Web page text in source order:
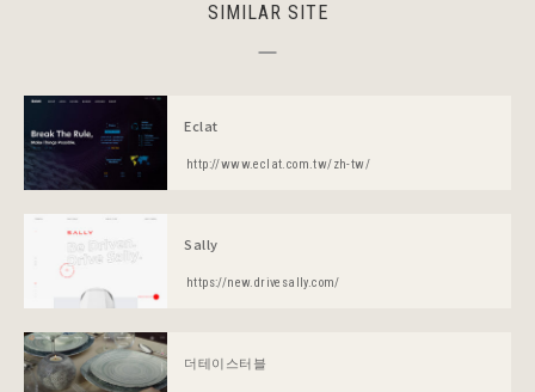
SIMILAR SITE
Eclat
http://www.eclat.com.tw/zh-tw/
Sally
https://new.drivesally.com/
더테이스터블